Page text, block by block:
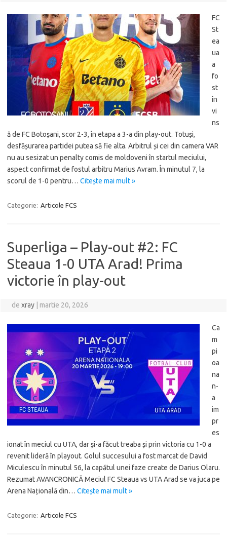
FC
St
ea
ua
a
fo
st
în
vi
ns
ă de FC Botoșani, scor 2-3, în etapa a 3-a din play-out. Totuși,
desfășurarea partidei putea să fie alta. Arbitrul și cei din camera VAR
nu au sesizat un penalty comis de moldoveni în startul meciului,
aspect confirmat de fostul arbitru Marius Avram. În minutul 7, la
scorul de 1-0 pentru… Citește mai mult »
Categorie: Articole FCS
Superliga – Play-out #2: FC
Steaua 1-0 UTA Arad! Prima
victorie în play-out
de xray martie 20, 2026
Ca
m
pi
oa
na
n-
a
im
pr
es
ionat în meciul cu UTA, dar și-a făcut treaba și prin victoria cu 1-0 a
revenit lideră în playout. Golul succesului a fost marcat de David
Miculescu în minutul 56, la capătul unei faze create de Darius Olaru.
Rezumat AVANCRONICĂ Meciul FC Steaua vs UTA Arad se va juca pe
Arena Națională din… Citește mai mult »
Categorie: Articole FCS